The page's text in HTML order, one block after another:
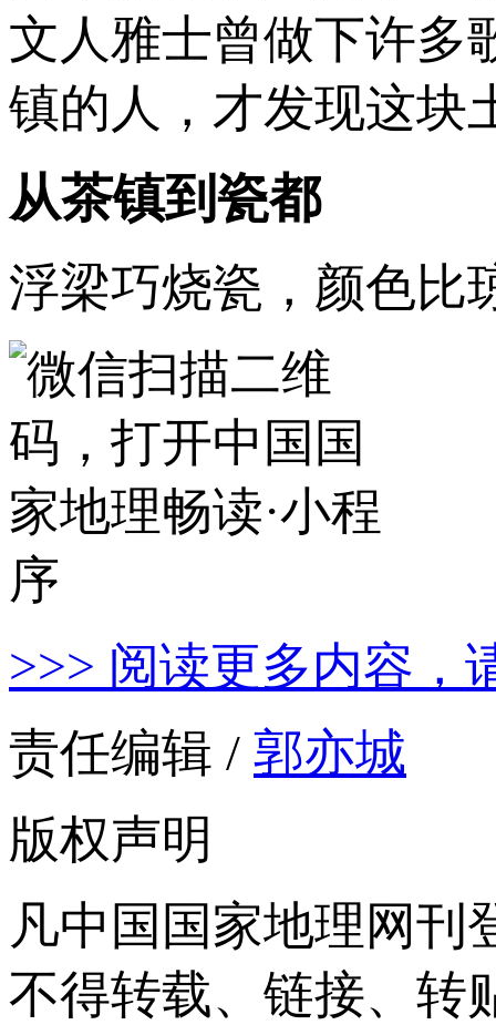
文人雅士曾做下许多
镇的人，才发现这块
从茶镇到瓷都
浮梁巧烧瓷，颜色比
>>> 阅读更多内容，
责任编辑 / 郭亦城
版权声明
凡中国国家地理网刊
不得转载、链接、转